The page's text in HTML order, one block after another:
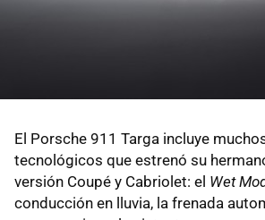
El Porsche 911 Targa incluye
tecnológicos que estrenó su
versión Coupé y Cabriolet: el Wet
conducción en lluvia, la frenada